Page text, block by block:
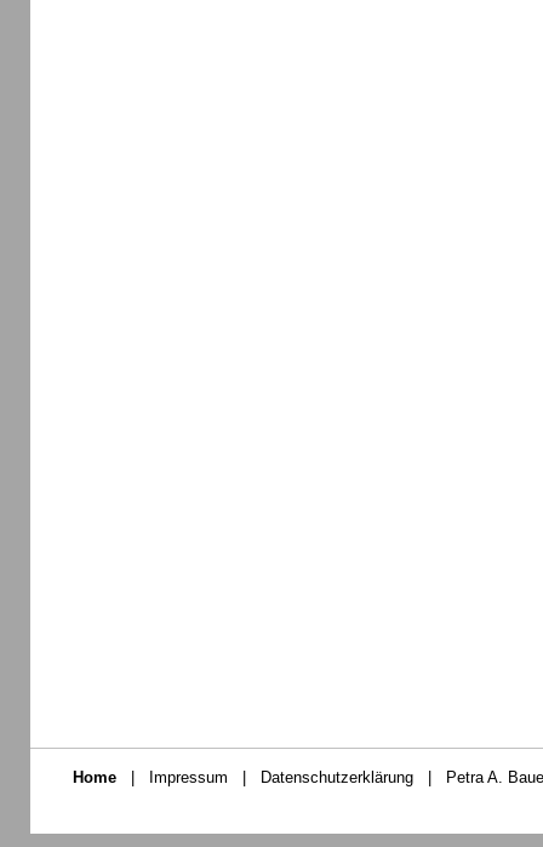
Home Impressum Datenschutzerklärung Petra A.